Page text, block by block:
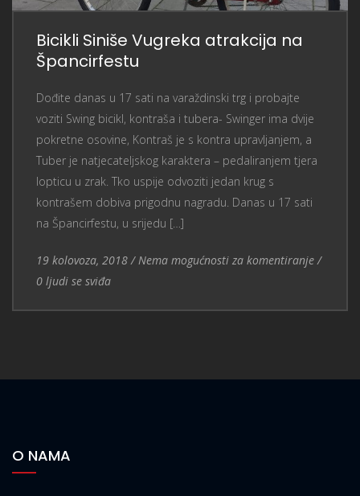
Bicikli Siniše Vugreka atrakcija na
Špancirfestu
Dođite danas u 17 sati na varaždinski trg i probajte
voziti Swing bicikl, kontraša i tubera- Swinger ima dvije
pokretne osovine, Kontraš je s kontra upravljanjem, a
Tuber je natjecateljskog karaktera – pedaliranjem tjera
lopticu u zrak. Tko uspije odvoziti jedan krug s
kontrašem dobiva prigodnu nagradu. Danas u 17 sati
na Špancirfestu, u srijedu […]
Entry Date
19 kolovoza, 2018/ Nema mogućnosti za komentiranje
Nema mogućnosti za komentiranje/
0 ljudi se sviđa
O NAMA